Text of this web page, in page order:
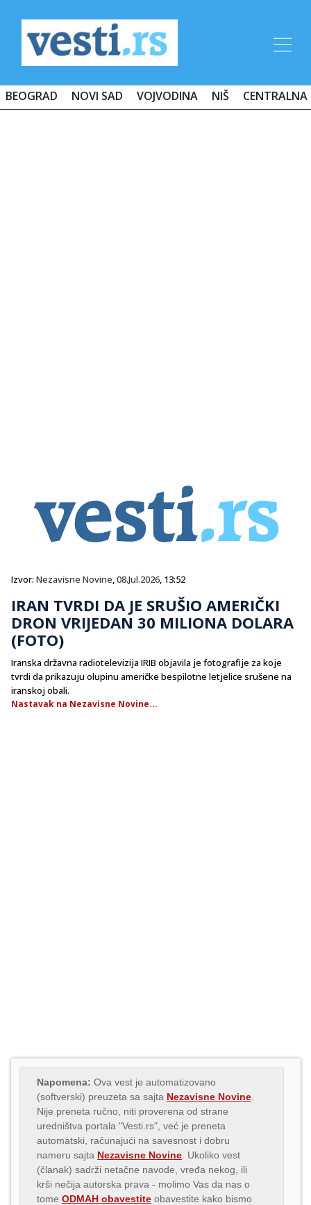
BEOGRAD NOVI SAD VOJVODINA NIŠ CENTRALNA
Izvor: Nezavisne Novine,08.Jul.2026, 13:52
IRAN TVRDI DA JE SRUŠIO AMERIČKI
DRON VRIJEDAN 30 MILIONA DOLARA
(FOTO)
Iranska državna radiotelevizija IRIB objavila je fotografije za koje
tvrdi da prikazuju olupinu američke bespilotne letjelice srušene na
iranskoj obali.
Nastavak na Nezavisne Novine...
Napomena: Ova vest je automatizovano
(softverski) preuzeta sa sajta Nezavisne Novine
Nije preneta ručno, niti proverena od strane
uredništva portala "Vesti.rs", već je preneta
automatski, računajući na savesnost i dobru
nameru sajta Nezavisne Novine . Ukoliko vest
(članak) sadrži netačne navode, vređa nekog, ili
krši nečija autorska prava - molimo Vas da nas o
tome ODMAH obavestite obavestite kako bismo